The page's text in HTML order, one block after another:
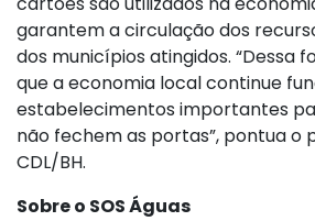
garantem a circulação dos
dos municípios atingidos. “Dessa
que a economia local continue
estabelecimentos importantes
não fechem as portas”, pontua o
CDL/BH.
Sobre o SOS Águas